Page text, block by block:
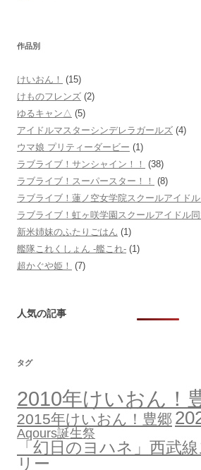
作品別
けいおん！
(15)
けものフレンズ (2)
ゆるキャン△ (5)
アイドルマスターシンデレラガールズ (4)
ウマ娘 プリティーダービー (1)
ラブライブ！サンシャイン！！
(38)
ラブライブ！スーパースター！！
(8)
ラブライブ！蓮ノ空女学院スクールアイド
ラブライブ！虹ヶ咲学園スクールアイドル
新米姉妹のふたりごはん (1)
艦隊これくしょん -艦これ- (1)
超かぐや姫！
(7)
人気の記事
タグ
2010年けいおん！
2015年けいおん！豊郷
Aqours誕生祭
「幻日のヨハネ」西武
リー